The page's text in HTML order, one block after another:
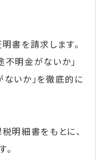
書を請求します。
不明金がないか」
ないか」を徹底的に
明細書をもとに、